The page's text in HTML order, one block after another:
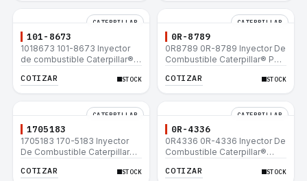
CATERPILLAR
101-8673
1018673 101-8673 Inyector
de combustible Caterpillar®
COTIZAR STOCK
CATERPILLAR
0R-8789
0R8789 0R-8789 Inyector De
Combustible Caterpillar® PM-
RM-350 SM-350
COTIZAR STOCK
CATERPILLAR
1705183
1705183 170-5183 Inyector
De Combustible Caterpillar®
12H 140G 950B
COTIZAR STOCK
CATERPILLAR
0R-4336
0R4336 0R-4336 Inyector De
Combustible Caterpillar®
12H 140G 950B
COTIZAR STOCK